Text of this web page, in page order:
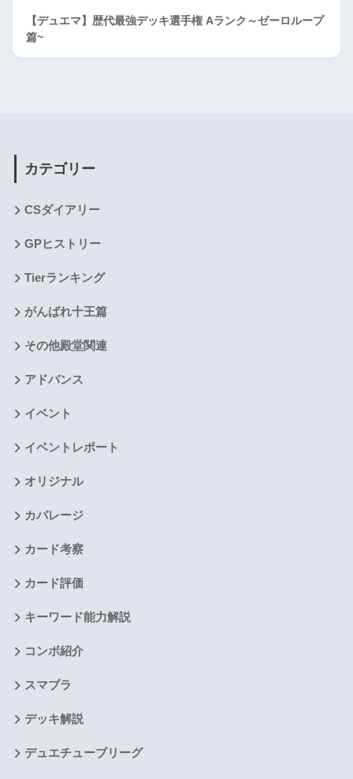
【デュエマ】歴代最強デッキ選手権 Aランク～ゼーロループ
篇~
カテゴリー
CSダイアリー
GPヒストリー
Tierランキング
がんばれ十王篇
その他殿堂関連
アドバンス
イベント
イベントレポート
オリジナル
カバレージ
カード考察
カード評価
キーワード能力解説
コンボ紹介
スマブラ
デッキ解説
デュエチューブリーグ